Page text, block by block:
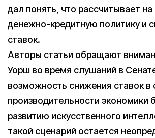
дал понять, что рассчитывает
денежно-кредитную политику и
ставок.
Авторы статьи обращают
Уорш во время слушаний в
возможность снижения ставок в
производительности экономики
развитию искусственного
такой сценарий остается